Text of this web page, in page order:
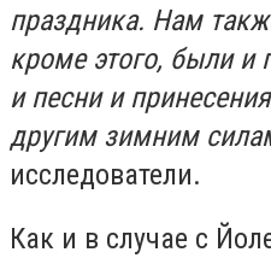
праздника. Нам
кроме этого, были и
и песни и
другим зимним
исследователи.
Как и в случае с